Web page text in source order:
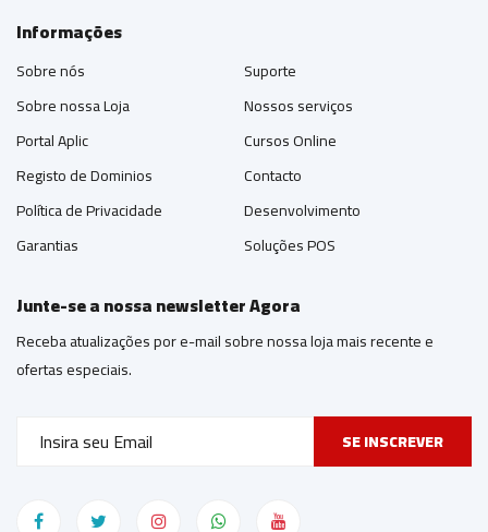
Informações
Sobre nós
Sobre nossa Loja
Portal Aplic
Registo de Dominios
Política de Privacidade
Garantias
Suporte
Nossos serviços
Cursos Online
Contacto
Desenvolvimento
Soluções POS
Junte-se a nossa newsletter Agora
Receba atualizações por e-mail sobre nossa loja mais recente e
ofertas especiais.
SE INSCREVER